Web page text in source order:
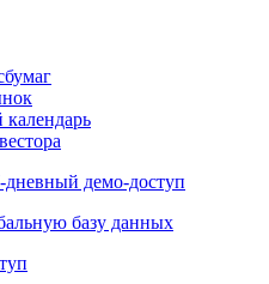
дневный